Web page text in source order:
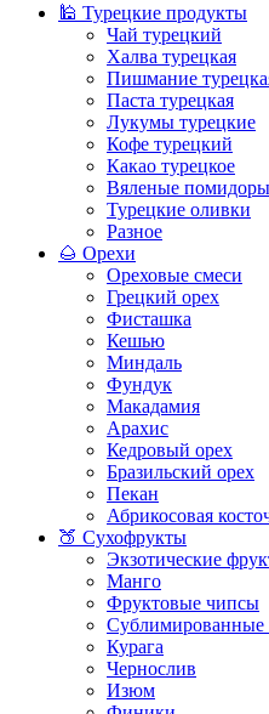
🕌 Турецкие продукты
Чай турецкий
Халва турецкая
Пишмание
Паста турецкая
Лукумы турецкие
Кофе турецкий
Какао турецкое
Вяленые
Турецкие оливки
Разное
🌰 Орехи
Ореховые смеси
Грецкий орех
Фисташка
Кешью
Миндаль
Фундук
Макадамия
Арахис
Кедровый орех
Бразильский орех
Пекан
Абрикосовая
🍑 Сухофрукты
Экзотические
Манго
Фруктовые чипсы
Сублимированные
Курага
Чернослив
Изюм